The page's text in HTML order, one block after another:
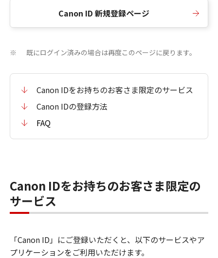
Canon ID 新規登録ページ
※ 既にログイン済みの場合は再度このページに戻ります。
Canon IDをお持ちのお客さま限定のサービス
Canon IDの登録方法
FAQ
Canon IDをお持ちのお客さま限定の
サービス
「Canon ID」にご登録いただくと、以下のサービスやア
プリケーションをご利用いただけます。